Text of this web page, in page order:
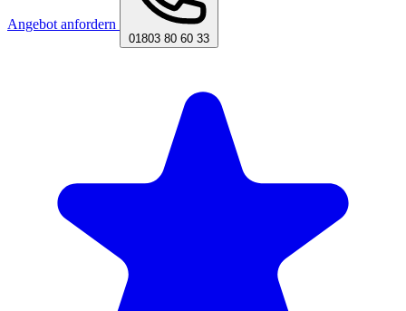
Angebot anfordern
01803 80 60 33